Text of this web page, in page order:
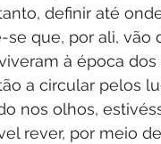
definir até
se que, por ali,
à época
a circular pelos
nos olhos,
rever, por meio